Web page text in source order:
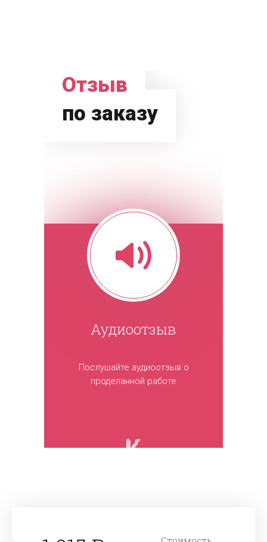
Отзыв
по заказу
Аудиоотзыв
Послушайте аудиоотзыв о
проделанной работе